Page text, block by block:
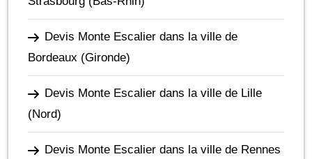
Devis Monte Escalier dans la ville de
Bordeaux (Gironde)
Devis Monte Escalier dans la ville de Lille
(Nord)
Devis Monte Escalier dans la ville de Rennes